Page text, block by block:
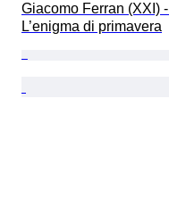
Giacomo Ferran (XXI) -
L’enigma di primavera